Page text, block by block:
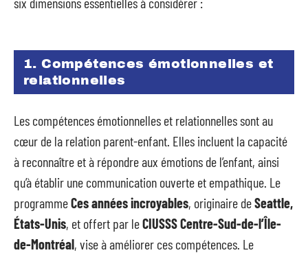
1. Compétences émotionnelles et
relationnelles
Les compétences émotionnelles et relationnelles sont au
cœur de la relation parent-enfant. Elles incluent la capacité
à reconnaître et à répondre aux émotions de l’enfant, ainsi
qu’à établir une communication ouverte et empathique. Le
programmeCes années incroyables, originaire deSeattle,
États-Unis, et offert par leCIUSSS Centre-Sud-de-l’Île-
de-Montréal, vise à améliorer ces compétences. Le